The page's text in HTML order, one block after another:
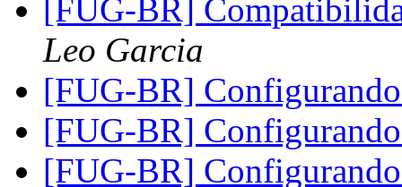
[FUG-BR]
Leo Garcia
[FUG-BR]
[FUG-BR]
[FUG-BR]